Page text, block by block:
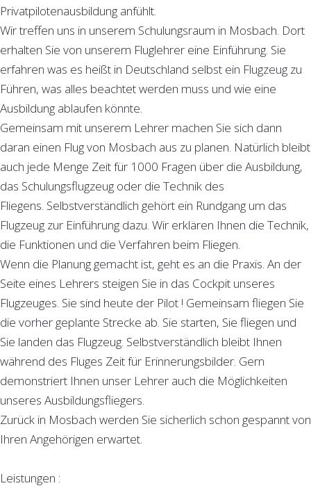
Privatpilotenausbildung anfühlt.
Wir treffen uns in unserem Schulungsraum in Mosbach. Dort
erhalten Sie von unserem Fluglehrer eine Einführung. Sie
erfahren was es heißt in Deutschland selbst ein Flugzeug zu
Führen, was alles beachtet werden muss und wie eine
Ausbildung ablaufen könnte.
Gemeinsam mit unserem Lehrer machen Sie sich dann
daran einen Flug von Mosbach aus zu planen. Natürlich bleibt
auch jede Menge Zeit für 1000 Fragen über die Ausbildung,
das Schulungsflugzeug oder die Technik des
Fliegens. Selbstverständlich gehört ein Rundgang um das
Flugzeug zur Einführung dazu. Wir erklären Ihnen die Technik,
die Funktionen und die Verfahren beim Fliegen.
Wenn die Planung gemacht ist, geht es an die Praxis. An der
Seite eines Lehrers steigen Sie in das Cockpit unseres
Flugzeuges. Sie sind heute der Pilot ! Gemeinsam fliegen Sie
die vorher geplante Strecke ab. Sie starten, Sie fliegen und
Sie landen das Flugzeug. Selbstverständlich bleibt Ihnen
während des Fluges Zeit für Erinnerungsbilder. Gern
demonstriert Ihnen unser Lehrer auch die Möglichkeiten
unseres Ausbildungsfliegers.
Zurück in Mosbach werden Sie sicherlich schon gespannt von
Ihren Angehörigen erwartet.
Leistungen :